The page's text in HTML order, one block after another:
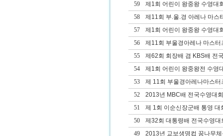
59
제1회 어린이 왕중왕 수영대
58
제11회 부.울.경 아레나 마스
57
제1회 어린이 왕중왕 수영대
56
제11회 부울경아레나 마스터
55
제62회 회장배 겸 KBS배 전
54
제1회 어린이 왕중왕전 수영
53
제 11회 부울경아레나마스터
52
2013년 MBC배 전국수영대
51
제 1회 이순신장군배 통영 대
50
제32회 대통령배 전국수영대
49
2013년 교보생명컵 꿈나무